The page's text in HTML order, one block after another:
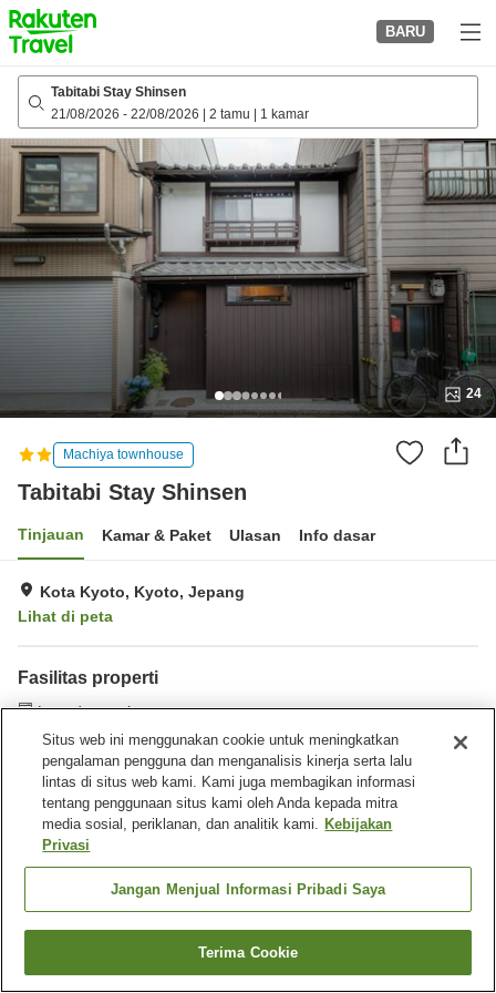
to
top
page
BARU
Tabitabi Stay Shinsen
21/08/2026 - 22/08/2026 2 tamu 1 kamar
24
Machiya townhouse
Tabitabi Stay Shinsen
Tinjauan Kamar & Paket Ulasan Info dasar
Kota Kyoto, Kyoto, Jepang
Lihat di peta
Fasilitas properti
Laundry gratis
Beranda Jepang Kyoto Kota Kyoto Tabitabi Stay Shinsen
Cari kamar
Situs web ini menggunakan cookie untuk meningkatkan
pengalaman pengguna dan menganalisis kinerja serta lalu
lintas di situs web kami. Kami juga membagikan informasi
tentang penggunaan situs kami oleh Anda kepada mitra
media sosial, periklanan, dan analitik kami. Kebijakan
Privasi
Jangan Menjual Informasi Pribadi Saya
Terima Cookie